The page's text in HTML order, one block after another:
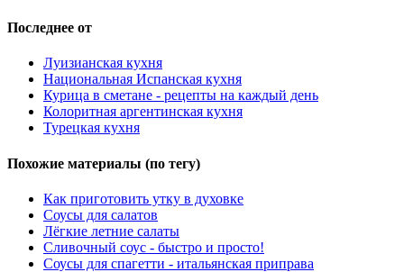
Последнее от
Луизианская кухня
Национальная Испанская кухня
Курица в сметане - рецепты на каждый день
Колоритная аргентинская кухня
Турецкая кухня
Похожие материалы (по тегу)
Как приготовить утку в духовке
Соусы для салатов
Лёгкие летние салаты
Сливочный соус - быстро и просто!
Соусы для спагетти - итальянская приправа